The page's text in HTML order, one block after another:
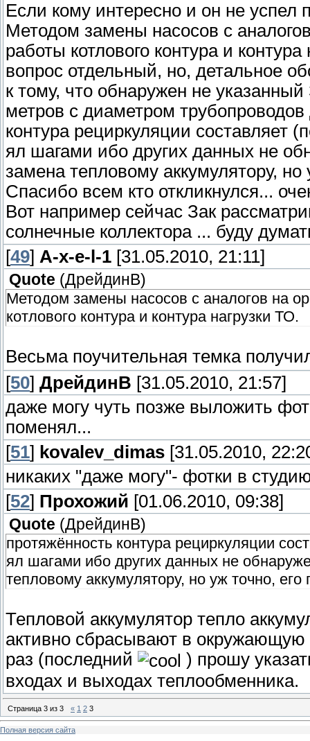
Если кому интересно и он не успел
Методом замены насосов с
работы котлового контура и
вопрос отдельный, но, детальное
к тому, что обнаружен не
метров с диаметром
контура рециркуляции составляет
ял шагами ибо других данных не
замена тепловому аккумулятору, но
Спасибо всем кто откликнулся...
Вот например сейчас Зак
солнечные коллектора ... буду
[49] A-x-e-l-1 [31.05.2010, 21:11]
Quote (ДрейдинВ)
Методом замены насосов с аналогов на
котлового контура и контура нагрузки ТО.
Весьма поучительная темка
[50] ДрейдинВ [31.05.2010, 21:57]
даже могу чуть позже выложить
поменял...
[51] kovalev_dimas [31.05.2010,
никаких "даже могу"- фотки в
[52] Прохожий [01.06.2010, 09:38]
Quote (ДрейдинВ)
протяжённость контура рециркуляции
ял шагами ибо других данных не
тепловому аккумулятору, но уж точно, его
Тепловой аккумулятор тепло
активно сбрасывают в окружающую
раз (последний
) прошу
входах и выходах теплообменника.
Страница 3 из 3 « 1 2 3
Полная версия сайта